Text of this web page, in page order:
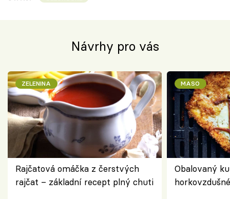
Návrhy pro vás
ZELENINA
Rajčatová omáčka z čerstvých
rajčat – základní recept plný chuti
MASO
Obalovaný